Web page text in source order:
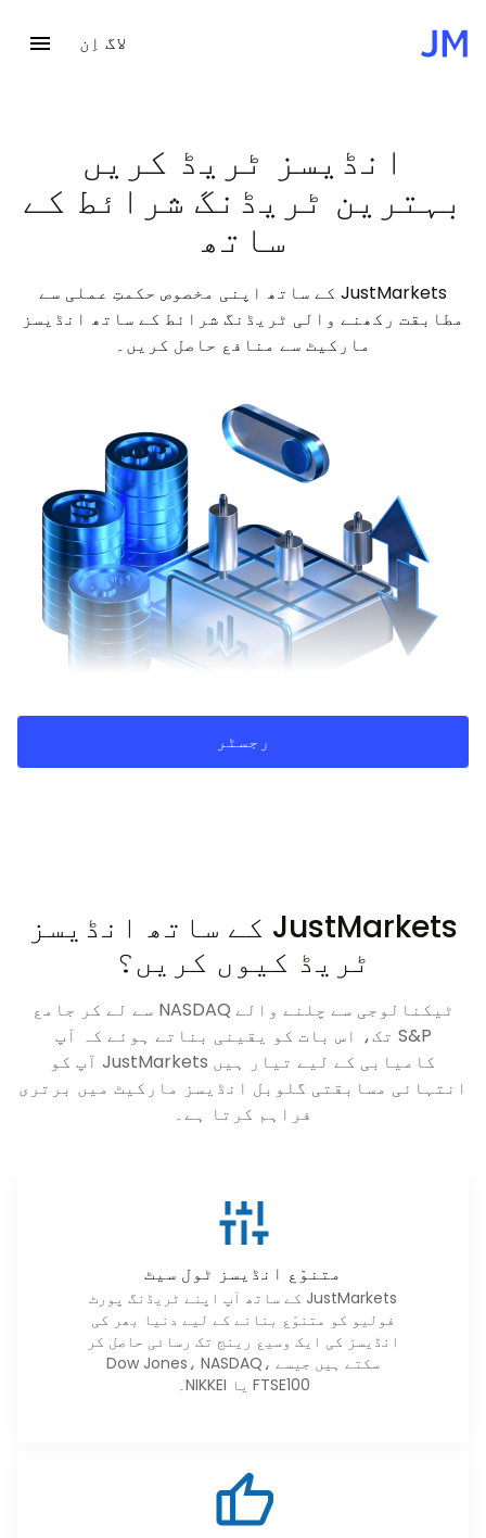
لاگ اِن
انڈیسز ٹریڈ کریں
بہترین ٹریڈنگ شرائط کے
ساتھ
JustMarkets کے ساتھ اپنی مخصوص حکمتِ عملی سے
مطابقت رکھنے والی ٹریڈنگ شرائط کے ساتھ انڈیسز
مارکیٹ سے منافع حاصل کریں۔
رجسٹر
JustMarkets کے ساتھ انڈیسز
ٹریڈ کیوں کریں؟
ٹیکنالوجی سے چلنے والے NASDAQ سے لے کر جامع
S&P تک، اس بات کو یقینی بناتے ہوئے کہ آپ
کامیابی کے لیے تیار ہیں JustMarkets آپ کو
انتہائی مسابقتی گلوبل انڈیسز مارکیٹ میں برتری
فراہم کرتا ہے۔
متنوّع انڈیسز ٹول سیٹ
JustMarkets کے ساتھ آپ اپنے ٹریڈنگ پورٹ
فولیو کو متنوّع بنانے کے لیے دنیا بھر کی
انڈیسز کی ایک وسیع رینج تک رسائی حاصل کر
سکتے ہیں جیسے Dow Jones، NASDAQ،
FTSE100 یا NIKKEI۔